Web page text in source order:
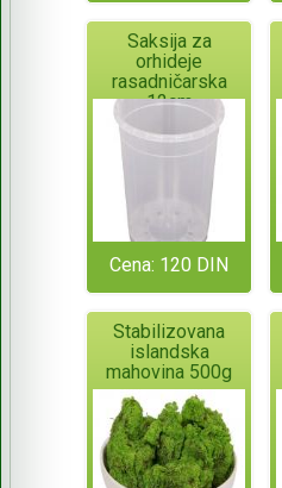
Saksija za
orhideje
rasadničarska
12cm
Cena: 120 DIN
Stabilizovana
islandska
mahovina 500g